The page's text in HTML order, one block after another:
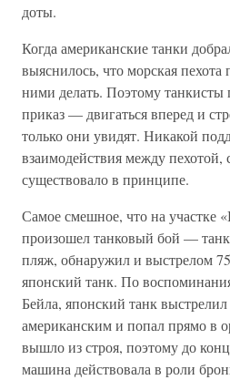
доты.
Когда американские танки
выяснилось, что морская пехота
ними делать. Поэтому танкисты
приказ — двигаться вперед и
только они увидят. Никакой
взаимодействия между пехотой,
существовало в принципе.
Самое смешное, что на участке
произошел танковый бой — танк
пляж, обнаружил и выстрелом
японский танк. По
Бейла, японский танк
американским и попал прямо в
вышло из строя, поэтому до
машина действовала в роли